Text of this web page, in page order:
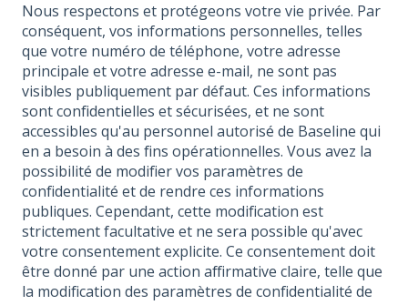
Nous respectons et protégeons votre vie privée. Par
conséquent, vos informations personnelles, telles
que votre numéro de téléphone, votre adresse
principale et votre adresse e-mail, ne sont pas
visibles publiquement par défaut. Ces informations
sont confidentielles et sécurisées, et ne sont
accessibles qu'au personnel autorisé de Baseline qui
en a besoin à des fins opérationnelles. Vous avez la
possibilité de modifier vos paramètres de
confidentialité et de rendre ces informations
publiques. Cependant, cette modification est
strictement facultative et ne sera possible qu'avec
votre consentement explicite. Ce consentement doit
être donné par une action affirmative claire, telle que
la modification des paramètres de confidentialité de